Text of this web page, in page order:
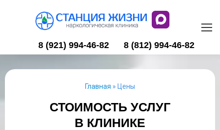
8 (921) 994-46-82 8 (812) 994-46-82
Главная » Цены
СТОИМОСТЬ УСЛУГ
В КЛИНИКЕ